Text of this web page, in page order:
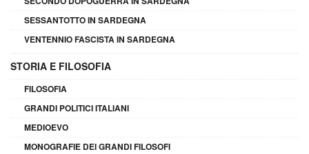
SESSANTOTTO IN SARDEGNA
VENTENNIO FASCISTA IN SARDEGNA
STORIA E FILOSOFIA
FILOSOFIA
GRANDI POLITICI ITALIANI
MEDIOEVO
MONOGRAFIE DEI GRANDI FILOSOFI